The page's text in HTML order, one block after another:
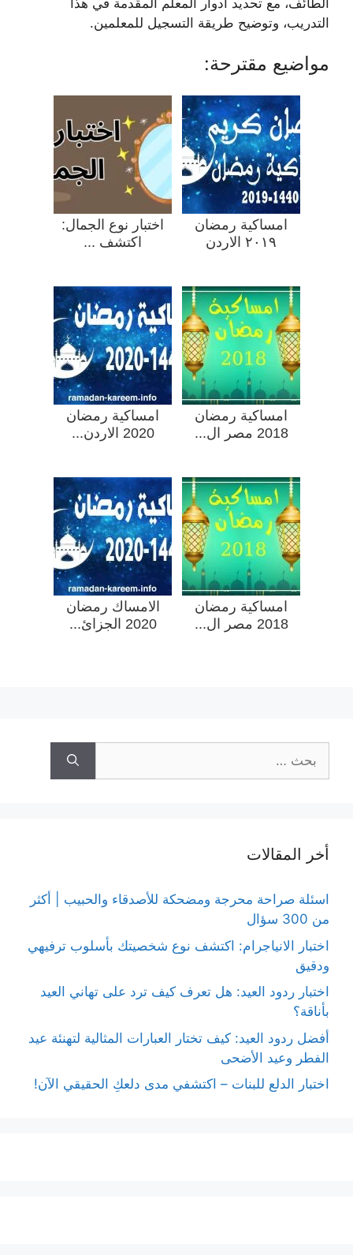
التدريب، وتوضيح طريقة التسجيل للمعلمين.
مواضيع مقترحة:
امساكية رمضان
٢٠١۹ الاردن
اختبار نوع الجمال:
اكتشف ...
امساكية رمضان
2018 مصر ال...
امساكية رمضان
2020 الاردن...
امساكية رمضان
2018 مصر ال...
الامساك رمضان
2020 الجزائ...
عن:
أخر المقالات
اسئلة صراحة محرجة ومضحكة للأصدقاء والحبيب | أكثر
من 300 سؤال
اختبار الانياجرام: اكتشف نوع شخصيتك بأسلوب ترفيهي
ودقيق
اختبار ردود العيد: هل تعرف كيف ترد على تهاني العيد
بأناقة؟
أفضل ردود العيد: كيف تختار العبارات المثالية لتهنئة عيد
الفطر وعيد الأضحى
اختبار الدلع للبنات – اكتشفي مدى دلعكِ الحقيقي الآن!